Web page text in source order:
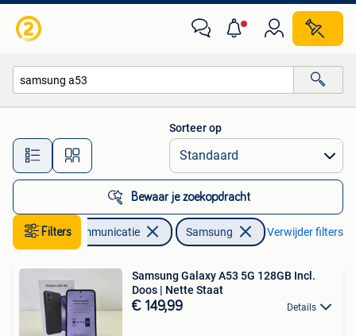
Alle afstanden…
Sorteer op
Bewaar je zoekopdracht
Filters
Telecommunicatie Samsung Verwijder filters
Samsung Galaxy A53 5G 128GB Incl.
Doos | Nette Staat
€ 149,99 Details